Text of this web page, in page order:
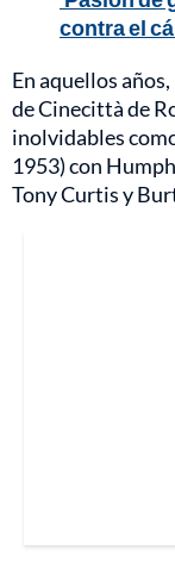
contra el
En aquellos
de Cinecittà de
inolvidables
1953) con
Tony Curtis y